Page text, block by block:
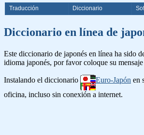
Traducción Diccionario
Diccionario en línea de
Este diccionario de japonés en línea ha sido
idioma japonés, por favor coloque su
Instalando el diccionario Euro-Japón en
oficina, incluso sin conexión a internet.